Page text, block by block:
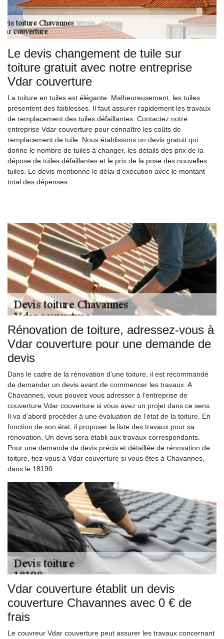
Le devis changement de tuile sur
toiture gratuit avec notre entreprise
Vdar couverture
La toiture en tuiles est élégante. Malheureusement, les tuiles
présentent des faiblesses. Il faut assurer rapidement les travaux
de remplacement des tuiles défaillantes. Contactez notre
entreprise Vdar couverture pour connaître les coûts de
remplacement de tuile. Nous établissons un devis gratuit qui
donne le nombre de tuiles à changer, les détails des prix de la
dépose de tuiles défaillantes et le prix de la pose des nouvelles
tuiles. Le devis mentionne le délai d’exécution avec le montant
total des dépenses.
Rénovation de toiture, adressez-vous à
Vdar couverture pour une demande de
devis
Dans le cadre de la rénovation d’une toiture, il est recommandé
de demander un devis avant de commencer les travaux. A
Chavannes, vous pouvez vous adresser à l’entreprise de
couverture Vdar couverture si vous avez un projet dans ce sens.
Il va d’abord procéder à une évaluation de l’état de la toiture. En
fonction de son état, il proposer la liste des travaux pour sa
rénovation. Un devis sera établi aux travaux correspondants.
Pour une demande de devis précis et détaillée de rénovation de
toiture, fiez-vous à Vdar couverture si vous êtes à Chavannes,
dans le 18190.
Vdar couverture établit un devis
couverture Chavannes avec 0 € de
frais
Le couvreur Vdar couverture peut assurer les travaux concernant